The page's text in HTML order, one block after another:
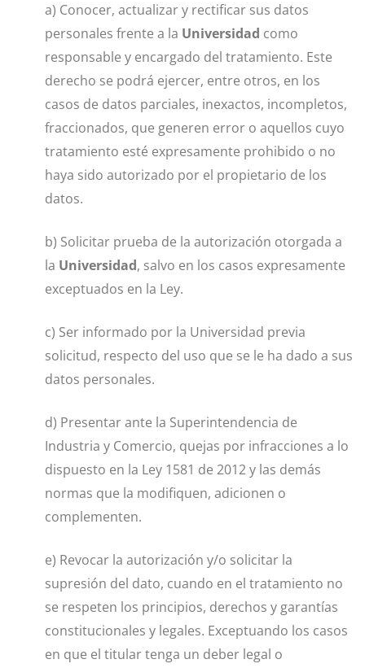
a) Conocer, actualizar y rectificar sus datos
personales frente a la Universidad como
responsable y encargado del tratamiento. Este
derecho se podrá ejercer, entre otros, en los
casos de datos parciales, inexactos, incompletos,
fraccionados, que generen error o aquellos cuyo
tratamiento esté expresamente prohibido o no
haya sido autorizado por el propietario de los
datos.
b) Solicitar prueba de la autorización otorgada a
la Universidad, salvo en los casos expresamente
exceptuados en la Ley.
c) Ser informado por la Universidad previa
solicitud, respecto del uso que se le ha dado a sus
datos personales.
d) Presentar ante la Superintendencia de
Industria y Comercio, quejas por infracciones a lo
dispuesto en la Ley 1581 de 2012 y las demás
normas que la modifiquen, adicionen o
complementen.
e) Revocar la autorización y/o solicitar la
supresión del dato, cuando en el tratamiento no
se respeten los principios, derechos y garantías
constitucionales y legales. Exceptuando los casos
en que el titular tenga un deber legal o